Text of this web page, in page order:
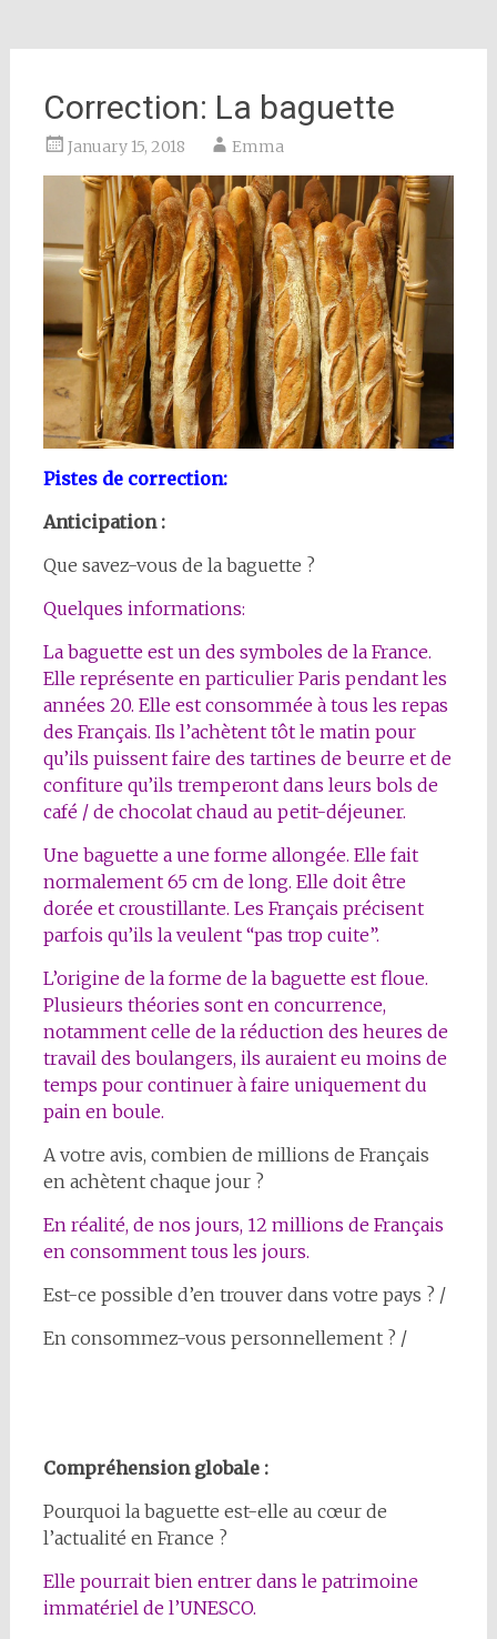
Correction: La baguette
January 15, 2018 Emma
Pistes de correction:
Anticipation :
Que savez-vous de la baguette ?
Quelques informations:
La baguette est un des symboles de la France.
Elle représente en particulier Paris pendant les
années 20. Elle est consommée à tous les repas
des Français. Ils l’achètent tôt le matin pour
qu’ils puissent faire des tartines de beurre et de
confiture qu’ils tremperont dans leurs bols de
café / de chocolat chaud au petit-déjeuner.
Une baguette a une forme allongée. Elle fait
normalement 65 cm de long. Elle doit être
dorée et croustillante. Les Français précisent
parfois qu’ils la veulent “pas trop cuite”.
L’origine de la forme de la baguette est floue.
Plusieurs théories sont en concurrence,
notamment celle de la réduction des heures de
travail des boulangers, ils auraient eu moins de
temps pour continuer à faire uniquement du
pain en boule.
A votre avis, combien de millions de Français
en achètent chaque jour ?
En réalité, de nos jours, 12 millions de Français
en consomment tous les jours.
Est-ce possible d’en trouver dans votre pays ? /
En consommez-vous personnellement ? /
Compréhension globale :
Pourquoi la baguette est-elle au cœur de
l’actualité en France ?
Elle pourrait bien entrer dans le patrimoine
immatériel de l’UNESCO.